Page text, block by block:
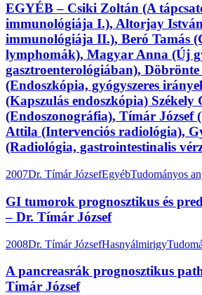
EGYÉB – Csiki Zoltán (A
immunológiája I.), Altorjay
immunológiája II.), Beró Tamás
lymphomák), Magyar Anna (Új
gasztroenterológiában),
(Endoszkópia, gyógyszeres
(Kapszulás endoszkópia) Székely
(Endoszonográfia), Tímár József
Attila (Intervenciós radiológia),
(Radiológia, gastrointestinalis
2007Dr. Tímár JózsefEgyébTudományos
GI tumorok prognosztikus és
– Dr. Tímár József
2008Dr. Tímár JózsefHasnyálmirigy
A pancreasrák prognosztikus
Tímár József